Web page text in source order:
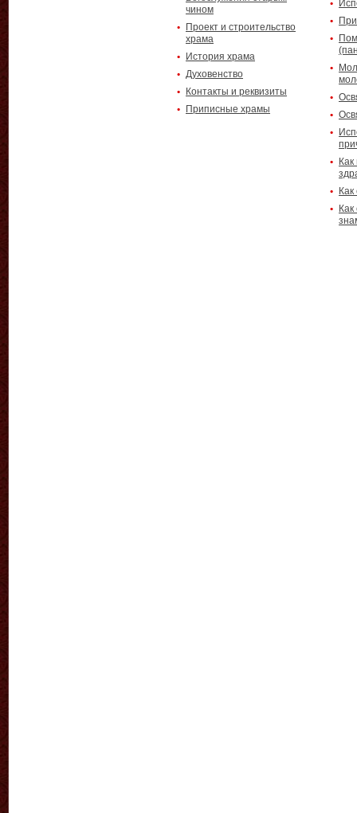
чином
Проект и строительство
храма
История храма
Духовенство
Контакты и реквизиты
Приписные храмы
Как